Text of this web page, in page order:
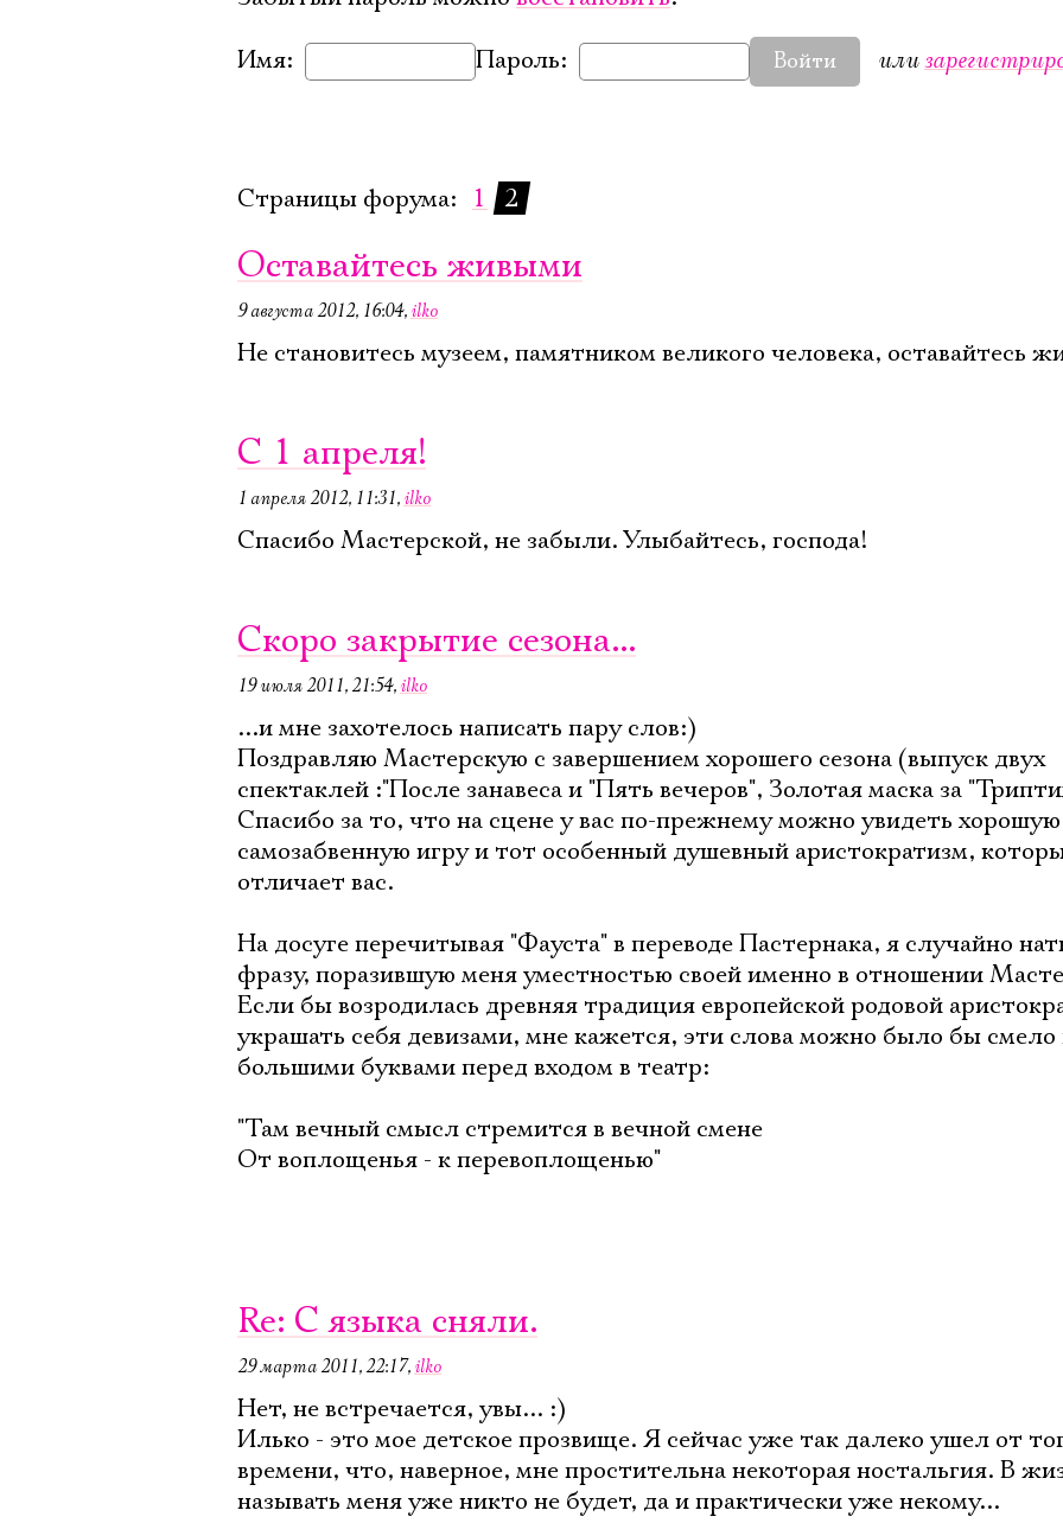
Имя: Пароль: Войти или
Страницы форума: 1 2
Оставайтесь живыми
9 августа 2012, 16:04,ilko
Не становитесь музеем, памятником великого человека, оставайтесь
C 1 апреля!
1 апреля 2012, 11:31,ilko
Спасибо Мастерской, не забыли. Улыбайтесь, господа!
Скоро закрытие сезона...
19 июля 2011, 21:54,ilko
...и мне захотелось написать пару слов:)
Поздравляю Мастерскую с завершением хорошего сезона (выпуск двух
спектаклей :"После занавеса и "Пять вечеров", Золотая маска за
Спасибо за то, что на сцене у вас по-прежнему можно увидеть
самозабвенную игру и тот особенный душевный аристократизм,
отличает вас.
На досуге перечитывая "Фауста" в переводе Пастернака, я случайно
фразу, поразившую меня уместностью своей именно в отношении
Если бы возродилась древняя традиция европейской родовой
украшать себя девизами, мне кажется, эти слова можно было бы смело
большими буквами перед входом в театр:
"Там вечный смысл стремится в вечной смене
От воплощенья - к перевоплощенью"
Re: C языка сняли.
29 марта 2011, 22:17,ilko
Нет, не встречается, увы... :)
Илько - это мое детское прозвище. Я сейчас уже так далеко ушел от
времени, что, наверное, мне простительна некоторая ностальгия. В
называть меня уже никто не будет, да и практически уже некому...